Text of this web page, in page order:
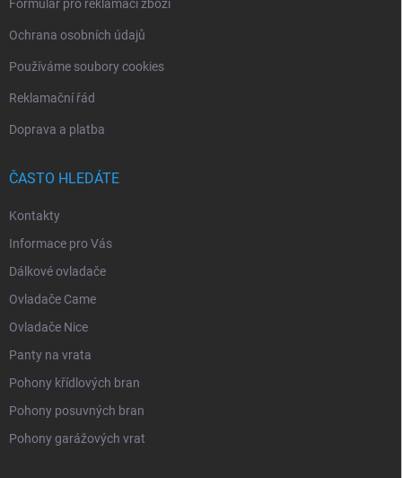
Formulář pro reklamaci zboží
Ochrana osobních údajů
Používáme soubory cookies
Reklamační řád
Doprava a platba
ČASTO HLEDÁTE
Kontakty
Informace pro Vás
Dálkové ovladače
Ovladače Came
Ovladače Nice
Panty na vrata
Pohony křídlových bran
Pohony posuvných bran
Pohony garážových vrat